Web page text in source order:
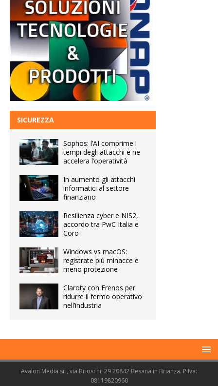
SICUREZZA
Sophos: l’AI comprime i
tempi degli attacchi e ne
accelera l’operatività
In aumento gli attacchi
informatici al settore
finanziario
Resilienza cyber e NIS2,
accordo tra PwC Italia e
Coro
Windows vs macOS:
registrate più minacce e
meno protezione
Claroty con Frenos per
ridurre il fermo operativo
nell’industria
Avalon Media srl, via Brioschi, 29 20842 Besana in Brianza. P.Iva:
08119820960